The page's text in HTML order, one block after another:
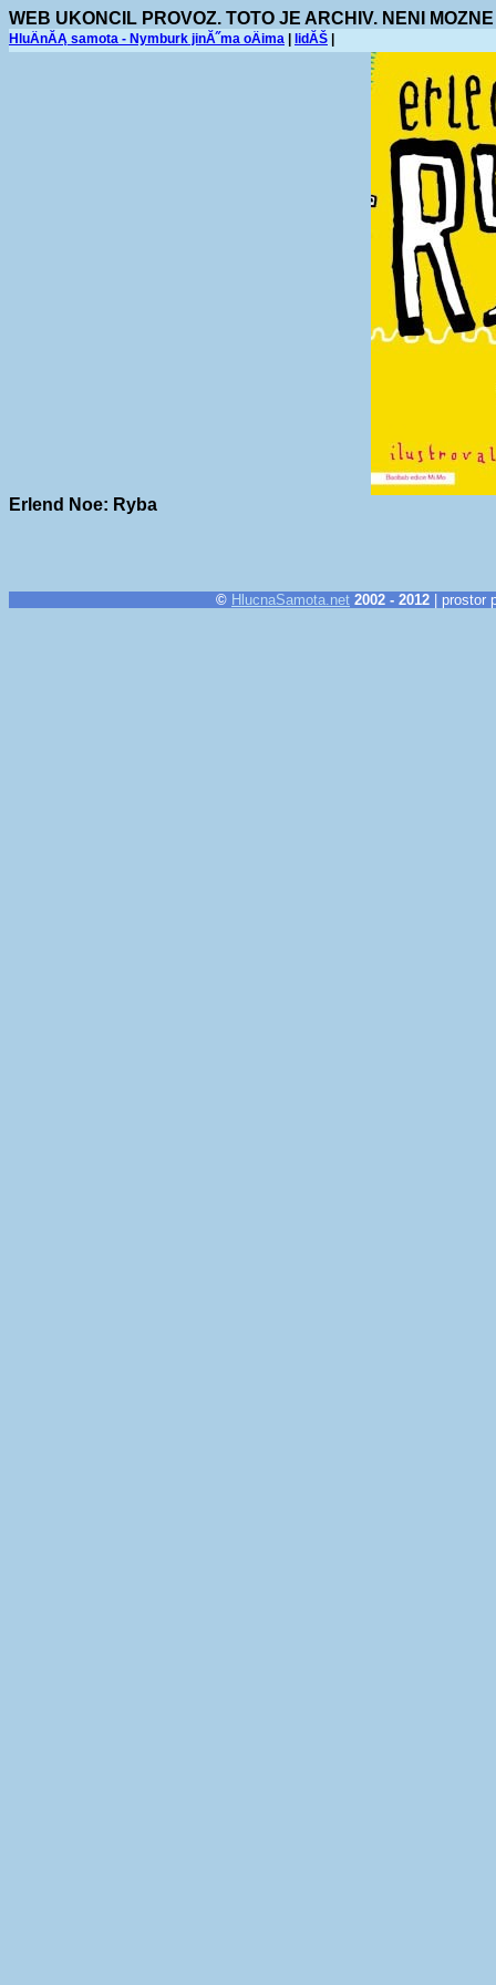
WEB UKONCIL PROVOZ. TOTO JE ARCHIV. NENI
HluÄnĂĄ samota - Nymburk jinĂ˝ma oÄima lidĂŠ
Erlend Noe: Ryba
© HlucnaSamota.net 2002 - 2012 | prostor